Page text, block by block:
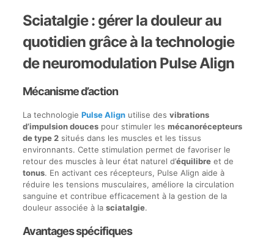
Sciatalgie : gérer la douleur au
quotidien grâce à la technologie
de neuromodulation Pulse Align
Mécanisme d’action
La technologie Pulse Alignutilise des vibrations
d’impulsion doucespour stimuler les mécanorécepteurs
de type 2situés dans les muscles et les tissus
environnants. Cette stimulation permet de favoriser le
retour des muscles à leur état naturel d’équilibreet de
tonus. En activant ces récepteurs, Pulse Align aide à
réduire les tensions musculaires, améliore la circulation
sanguine et contribue efficacement à la gestion de la
douleur associée à la sciatalgie.
Avantages spécifiques